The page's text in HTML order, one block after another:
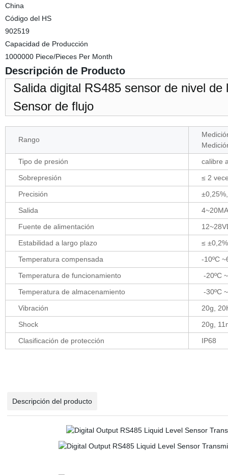
China
Código del HS
902519
Capacidad de Producción
1000000 Piece/Pieces Per Month
Descripción de Producto
Salida digital RS485 sensor de nivel
Sensor de flujo
Rango
Tipo de presión
calibre
Sobrepresión
≤ 2
Precisión
Salida
Fuente de alimentación
Estabilidad a largo plazo
≤
Temperatura compensada
-10ºC
Temperatura de funcionamiento
-20ºC
Temperatura de almacenamiento
-30ºC
Vibración
20g,
Shock
20g,
Clasificación de protección
IP68
Descripción del producto